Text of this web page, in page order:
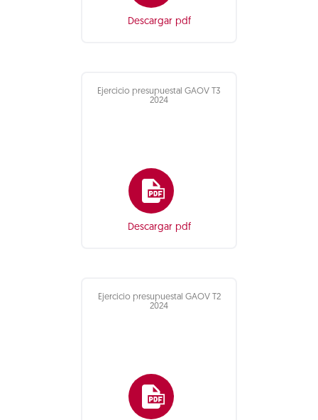
Descargar pdf
Ejercicio presupuestal GAOV T3
2024
Descargar pdf
Ejercicio presupuestal GAOV T2
2024